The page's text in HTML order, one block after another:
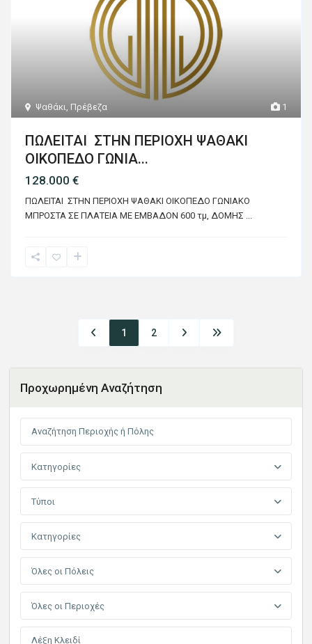
1
Ψαθάκι Πρέβεζα
ΠΩΛΕΙΤΑΙ ΣΤΗΝ ΠΕΡΙΟΧΗ ΨΑΘΑΚΙ
ΟΙΚΟΠΕΔΟ ΓΩΝΙΑ...
128.000 €
ΠΩΛΕΙΤΑΙ ΣΤΗΝ ΠΕΡΙΟΧΗ ΨΑΘΑΚΙ ΟΙΚΟΠΕΔΟ ΓΩΝΙΑΚΟ
ΜΠΡΟΣΤΑ ΣΕ ΠΛΑΤΕΙΑ ΜΕ ΕΜΒΑΔΟΝ 600 τμ, ΔΟΜΗΣ
1 2
Προχωρημένη Αναζήτηση
Κατηγορίες
Τύποι
Κατηγορίες
Όλες οι Πόλεις
Όλες οι Περιοχές